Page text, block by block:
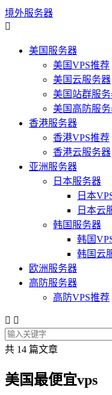
境外服务器

美国服务器
美国VPS推荐
美国云服务器
美国站群服
美国高防服
香港服务器
香港VPS推荐
香港云服务器
亚洲服务器
日本服务器
日本
日本云
韩国服务器
韩国
韩国云
欧洲服务器
高防服务器
高防VPS推荐
 
共 14 篇文章
美国最便宜vps